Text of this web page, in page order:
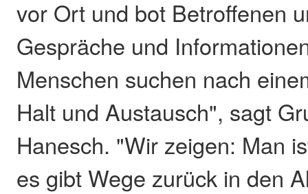
vor Ort und bot Betroffenen
Gespräche und
Menschen suchen nach
Halt und Austausch", sagt
Hanesch. "Wir zeigen: Man
es gibt Wege zurück in den